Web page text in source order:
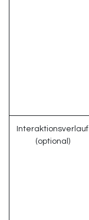
Interaktionsverlauf
(optional)